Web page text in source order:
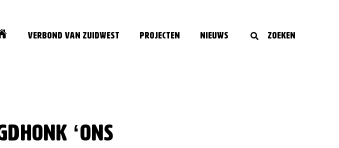
Verbond van Zuidwest Projecten Nieuws Zoeken
‘Ons